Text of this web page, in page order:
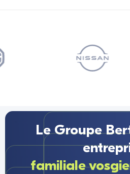
Le Groupe
familiale